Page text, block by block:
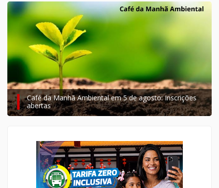
Café da Manhã Ambiental em 5 de agosto: Inscrições
abertas